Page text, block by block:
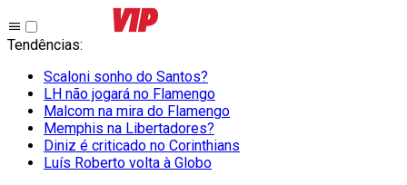
Tendências:
Scaloni sonho do Santos?
LH não jogará no Flamengo
Malcom na mira do Flamengo
Memphis na Libertadores?
Diniz é criticado no Corinthians
Luís Roberto volta à Globo